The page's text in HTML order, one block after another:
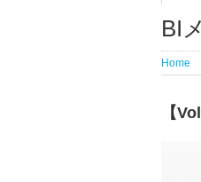
BI
Home
【